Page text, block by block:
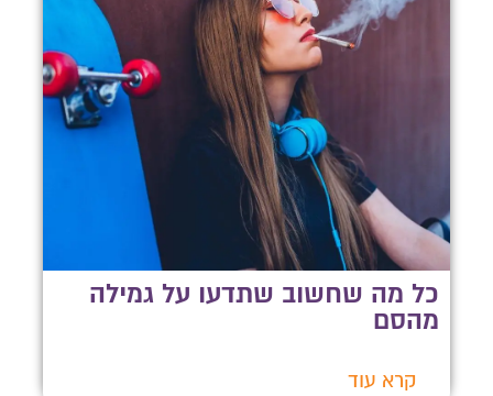
כל מה שחשוב שתדעו על גמילה
מהסם
קרא עוד